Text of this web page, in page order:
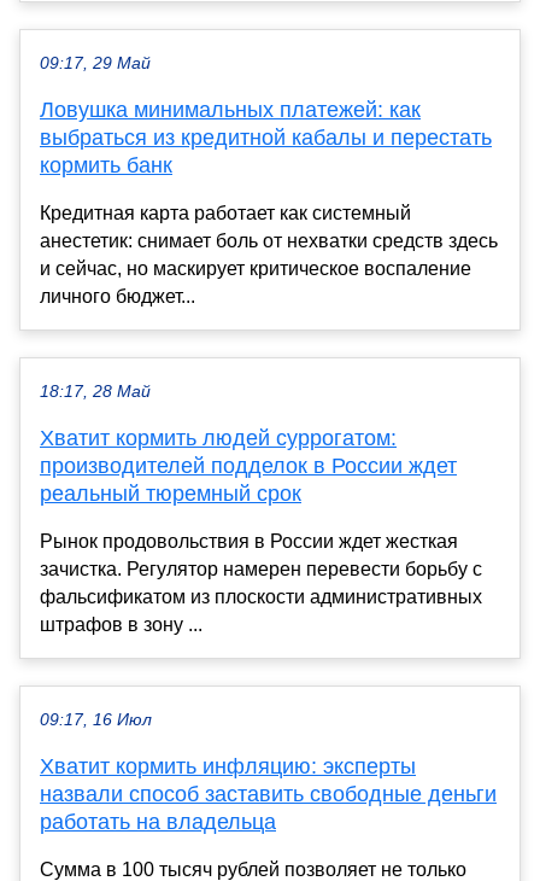
09:17, 29 Май
Ловушка минимальных платежей: как
выбраться из кредитной кабалы и перестать
кормить банк
Кредитная карта работает как системный
анестетик: снимает боль от нехватки средств здесь
и сейчас, но маскирует критическое воспаление
личного бюджет...
18:17, 28 Май
Хватит кормить людей суррогатом:
производителей подделок в России ждет
реальный тюремный срок
Рынок продовольствия в России ждет жесткая
зачистка. Регулятор намерен перевести борьбу с
фальсификатом из плоскости административных
штрафов в зону ...
09:17, 16 Июл
Хватит кормить инфляцию: эксперты
назвали способ заставить свободные деньги
работать на владельца
Сумма в 100 тысяч рублей позволяет не только